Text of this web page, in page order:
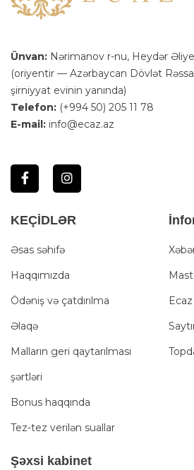
Ünvan: Nərimanov r-nu, Heydər
(oriyentir — Azərbaycan Dövlət
şirniyyat evinin yanında)
Telefon: (+994 50) 205 11 78
E-mail: info@ecaz.az
KEÇİDLƏR
Əsas səhifə
Haqqımızda
Ödəniş və çatdırılma
Əlaqə
Malların geri qaytarılması
şərtləri
Bonus haqqında
Tez-tez verilən suallar
Şәxsi kabinet